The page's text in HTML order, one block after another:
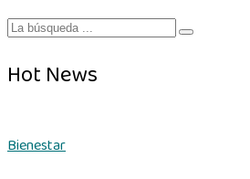
Hot News
Bienestar